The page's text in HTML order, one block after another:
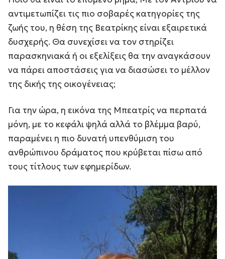
αντιμετωπίζει τις πιο σοβαρές κατηγορίες της
ζωής του, η θέση της Βεατρίκης είναι εξαιρετικά
δυσχερής. Θα συνεχίσει να τον στηρίζει
παρασκηνιακά ή οι εξελίξεις θα την αναγκάσουν
να πάρει αποστάσεις για να διασώσει το μέλλον
της δικής της οικογένειας;
Για την ώρα, η εικόνα της Μπεατρίς να περπατά
μόνη, με το κεφάλι ψηλά αλλά το βλέμμα βαρύ,
παραμένει η πιο δυνατή υπενθύμιση του
ανθρώπινου δράματος που κρύβεται πίσω από
τους τίτλους των εφημερίδων.